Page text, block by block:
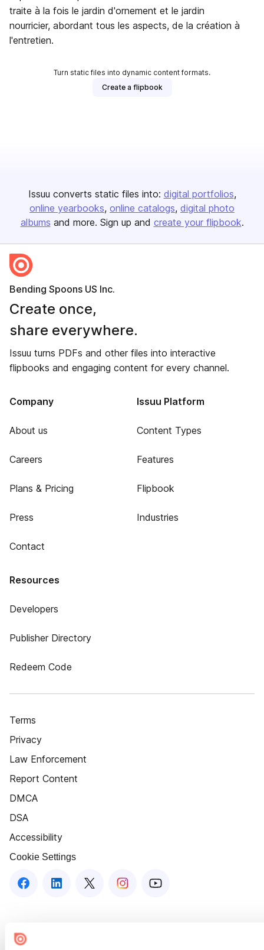
traite à la fois le jardin d'ornement et le jardin
nourricier, abordant tous les aspects, de la création à
l'entretien.
Turn static files into dynamic content formats.
Create a flipbook
Issuu converts static files into: digital portfolios
online yearbooks online catalogs digital photo
albums and more. Sign up and create your flipbook.
Bending Spoons US Inc.
Create once,
share everywhere.
Issuu turns PDFs and other files into interactive
flipbooks and engaging content for every channel.
Company
About us
Careers
Plans & Pricing
Press
Contact
Issuu Platform
Content Types
Features
Flipbook
Industries
Resources
Developers
Publisher Directory
Redeem Code
Terms
Privacy
Law Enforcement
Report Content
DMCA
DSA
Accessibility
Cookie Settings